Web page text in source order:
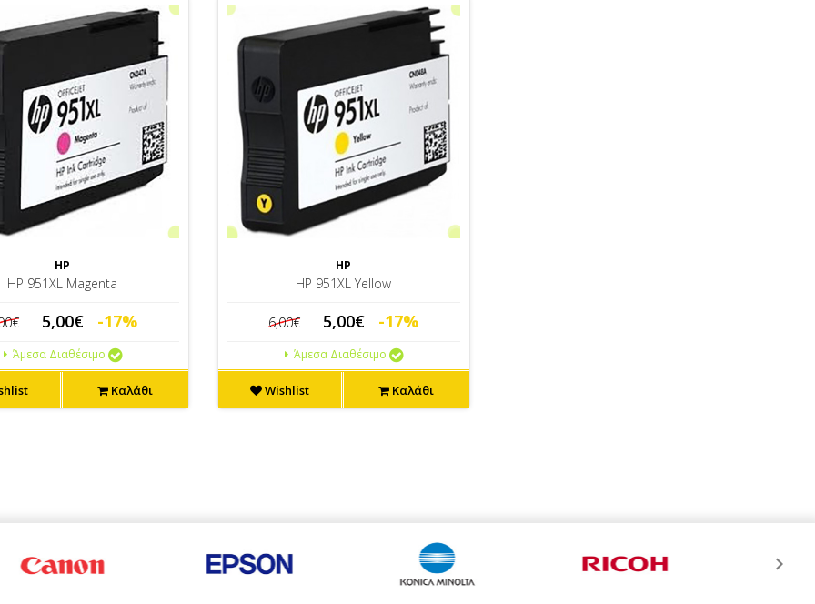
HP
HP 951XL Magenta
5,00€ -17%
Άμεσα Διαθέσιμο
Καλάθι
HP
HP 951XL Yellow
6,00€ 5,00€ -17%
Άμεσα Διαθέσιμο
Wishlist Καλάθι